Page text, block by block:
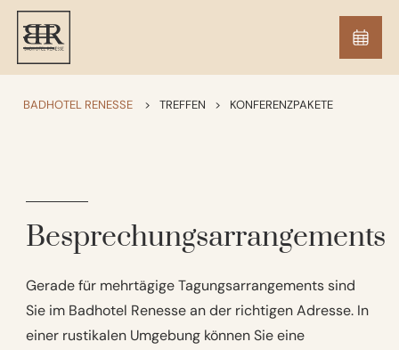
BADHOTEL RENESSE > TREFFEN > KONFERENZPAKETE
Besprechungsarrangements
Gerade für mehrtägige Tagungsarrangements sind
Sie im Badhotel Renesse an der richtigen Adresse. In
einer rustikalen Umgebung können Sie eine